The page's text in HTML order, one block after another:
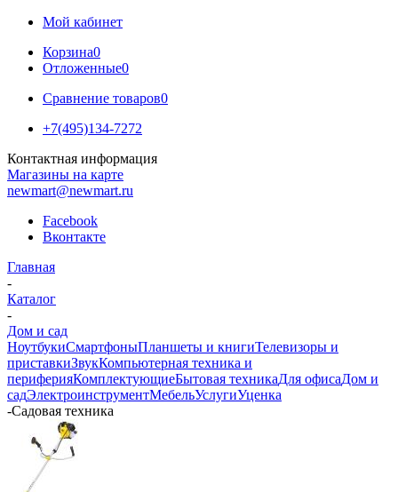
Мой кабинет
Корзина0
Отложенные0
Сравнение товаров0
+7(495)134-7272
Контактная информация
Магазины на карте
newmart@newmart.ru
Facebook
Вконтакте
Главная
-
Каталог
-
Дом и сад
НоутбукиСмартфоныПланшеты и книгиТелевизоры и
приставкиЗвукКомпьютерная техника и
периферияКомплектующиеБытовая техникаДля офисаДом и
садЭлектроинструментМебельУслугиУценка
-Садовая техника